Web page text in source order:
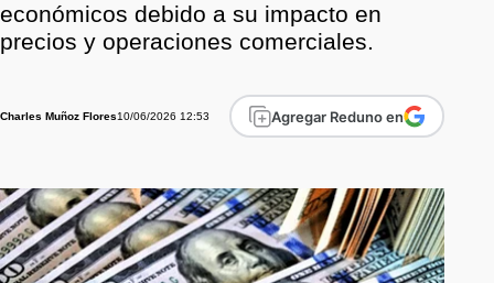
económicos debido a su impacto en
precios y operaciones comerciales.
Charles Muñoz Flores10/06/2026 12:53 Agregar Reduno en